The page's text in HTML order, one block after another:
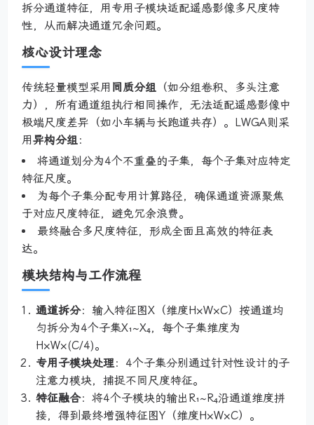
拆分通道特征，用专用子模块适配遥感影像多尺度特
性，从而解决通道冗余问题。
核心设计理念
传统轻量模型采用 同质分组 （如分组卷积、多头注意
力），所有通道组执行相同操作，无法适配遥感影像中
极端尺度差异（如小车辆与长跑道共存）。LWGA则采
用 异构分组：
将通道划分为4个不重叠的子集，每个子集对应特定
特征尺度。
为每个子集分配专用计算路径，确保通道资源聚焦
于对应尺度特征，避免冗余浪费。
最终融合多尺度特征，形成全面且高效的特征表
达。
模块结构与工作流程
通道拆分：输入特征图X（维度H×W×C）按通道均
匀拆分为4个子集X₁~X₄，每个子集维度为
H×W×(C/4)。
专用子模块处理：4个子集分别通过针对性设计的子
注意力模块，捕捉不同尺度特征。
特征融合：将4个子模块的输出R₁~R₄沿通道维度拼
接，得到最终增强特征图Y（维度H×W×C）。